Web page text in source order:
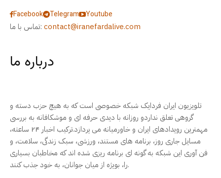
Facebook Telegram
Youtube
تماس با ما: contact@iranefardalive.com
درباره ما
تلویزیون ایران فردایک شبکه خصوصی است که به هیچ حزب دسته و
گروهی تعلق نداردو روزانه با دیدی حرفه ای و موشکافانه به بررسی
مهمترین رویدادهای ایران و خاورمیانه می پردازد.ترکیب اخبار ۲۴ ساعته،
مسایل جاری روز، برنامه های مستند، ورزشی، سبک زندگی، سلامت، و
فن آوری این شبکه به گونه ای برنامه ریزی شده اند که مخاطبان بسیاری
را، بویژه از میان جوانان، به خود جذب کنند.